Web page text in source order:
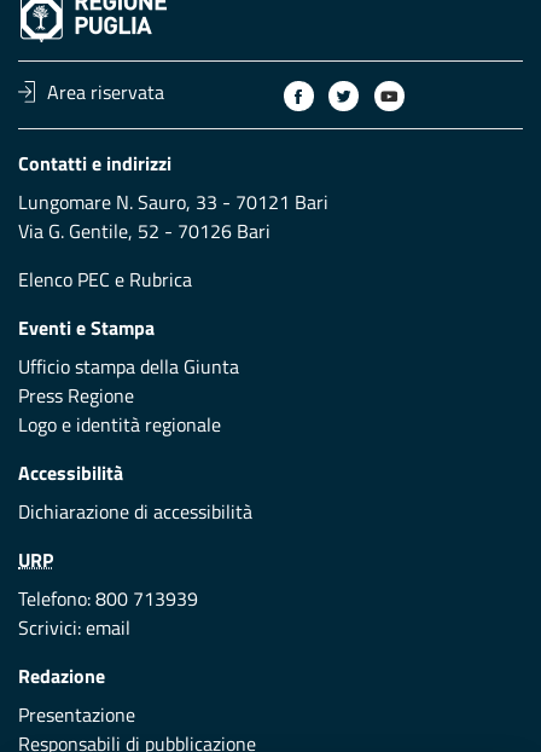
Area riservata
Contatti e indirizzi
Lungomare N. Sauro, 33 - 70121 Bari
Via G. Gentile, 52 - 70126 Bari
Elenco PEC e Rubrica
Eventi e Stampa
Ufficio stampa della Giunta
Press Regione
Logo e identità regionale
Accessibilità
Dichiarazione di accessibilità
URP
Telefono: 800 713939
Scrivici:email
Redazione
Presentazione
Responsabili di pubblicazione